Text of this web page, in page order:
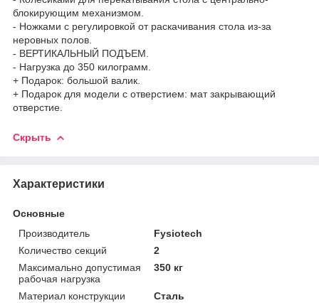
блокирующим механизмом.
- Ножками с регулировкой от раскачивания стола из-за
неровных полов.
- ВЕРТИКАЛЬНЫЙ ПОДЪЕМ.
- Нагрузка до 350 килограмм.
+ Подарок: большой валик.
+ Подарок для модели с отверстием: мат закрывающий
отверстие.
Скрыть
Характеристики
Основные
Производитель
Fysiotech
Количество секций
2
Максимально допустимая
рабочая нагрузка
350 кг
Материал конструкции
Сталь